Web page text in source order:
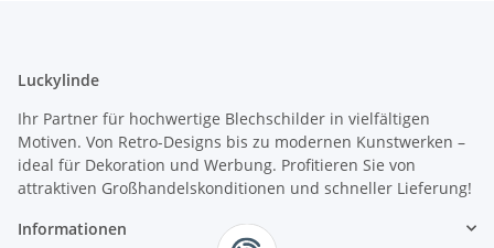
Luckylinde
Ihr Partner für hochwertige Blechschilder in vielfältigen
Motiven. Von Retro-Designs bis zu modernen Kunstwerken –
ideal für Dekoration und Werbung. Profitieren Sie von
attraktiven Großhandelskonditionen und schneller Lieferung!
Informationen